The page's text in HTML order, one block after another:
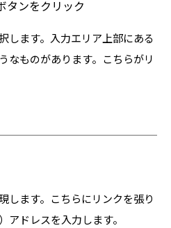
します。入力エリア上部にある
なものがあります。こちらがリ
します。こちらにリンクを張り
アドレスを入力します。